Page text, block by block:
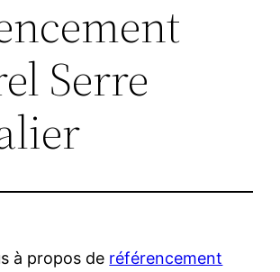
Serre
à propos de référencement